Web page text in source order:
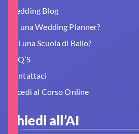
Wedding Blog
Sei una Wedding Planner?
Hai una Scuola di Ballo?
FAQ’S
Contattaci
Accedi al Corso Online
Chiedi all’AI